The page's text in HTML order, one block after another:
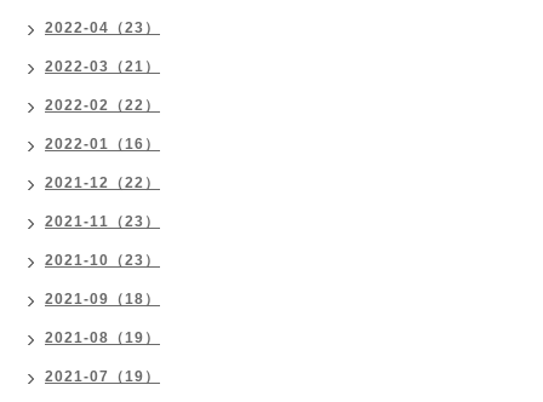
2022-04（23）
2022-03（21）
2022-02（22）
2022-01（16）
2021-12（22）
2021-11（23）
2021-10（23）
2021-09（18）
2021-08（19）
2021-07（19）